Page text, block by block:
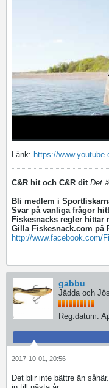
Länk: https://
C&R hit och C&R dit Det
Bli medlem i
Svar på vanliga frågor
Fiskesnacks regler hittar
Gilla Fiskesnack.com på
http://www.facebook.com/
gabbu
Jädda och Jös
Reg.datum:
2017-10-01, 20:56
Det blir inte bättre än